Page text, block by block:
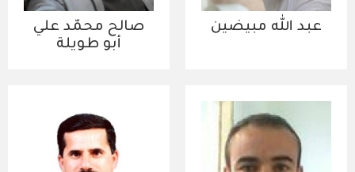
عبد الله مبيضين
صالح محمّد علي
أبو طويلة